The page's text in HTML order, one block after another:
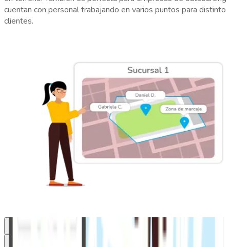
cuentan con personal trabajando en varios puntos para distintos
clientes.